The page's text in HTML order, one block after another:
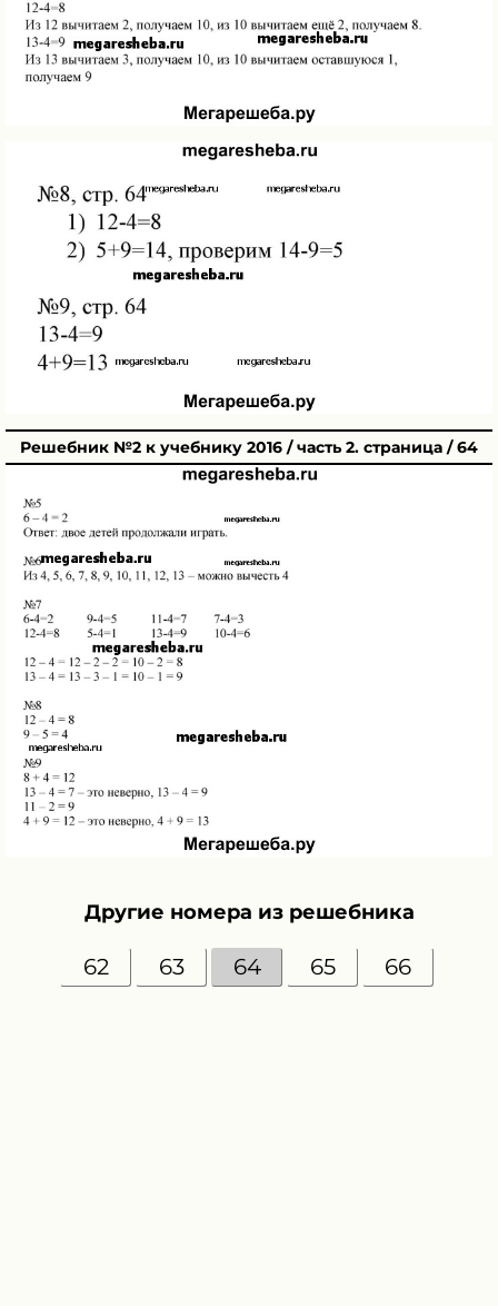
Решебник №2 к учебнику 2016 / часть 2. страница / 64
Другие номера из решебника
62 63 64 65 66